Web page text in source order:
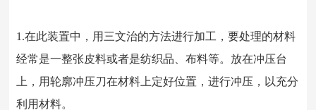
1.在此装置中，用三文治的方法进行加工，要处理的材料
经常是一整张皮料或者是纺织品、布料等。放在冲压台
上，用轮廓冲压刀在材料上定好位置，进行冲压，以充分
利用材料。